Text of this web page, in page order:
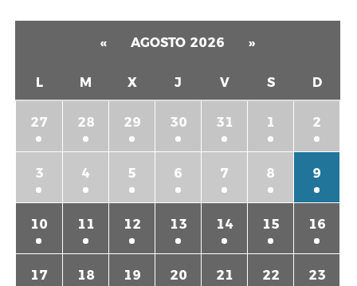
« AGOSTO 2026 »
L M X J V S D
27 28 29 30 31 1 2
3 4 5 6 7 8 9
10 11 12 13 14 15 16
17 18 19 20 21 22 23